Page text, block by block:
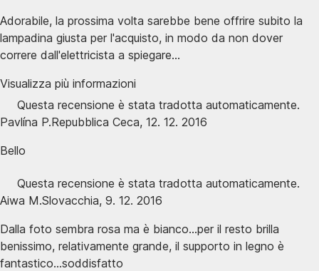
Adorabile, la prossima volta sarebbe bene offrire subito la
lampadina giusta per l'acquisto, in modo da non dover
correre dall'elettricista a spiegare...
Visualizza più informazioni
Questa recensione è stata tradotta automaticamente.
Pavlína P.Repubblica Ceca, 12. 12. 2016
Bello
Questa recensione è stata tradotta automaticamente.
Aiwa M.Slovacchia, 9. 12. 2016
Dalla foto sembra rosa ma è bianco...per il resto brilla
benissimo, relativamente grande, il supporto in legno è
fantastico...soddisfatto